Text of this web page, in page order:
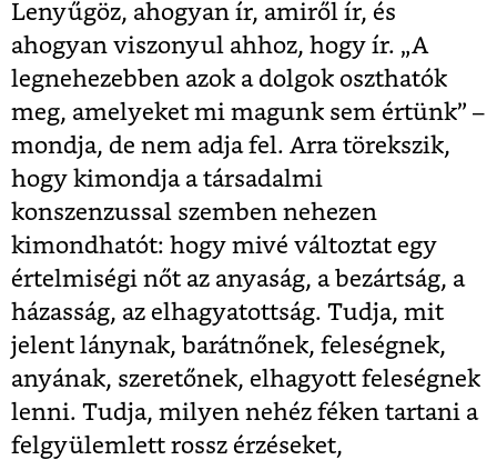
Lenyűgöz, ahogyan ír, amiről ír, és
ahogyan viszonyul ahhoz, hogy ír. „A
legnehezebben azok a dolgok oszthatók
meg, amelyeket mi magunk sem értünk” –
mondja, de nem adja fel. Arra törekszik,
hogy kimondja a társadalmi
konszenzussal szemben nehezen
kimondhatót: hogy mivé változtat egy
értelmiségi nőt az anyaság, a bezártság, a
házasság, az elhagyatottság. Tudja, mit
jelent lánynak, barátnőnek, feleségnek,
anyának, szeretőnek, elhagyott feleségnek
lenni. Tudja, milyen nehéz féken tartani a
felgyülemlett rossz érzéseket,